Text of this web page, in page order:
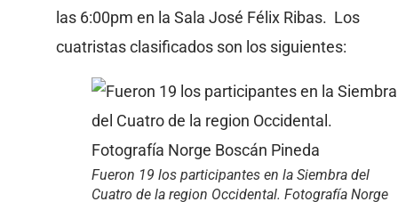
las 6:00pm en la Sala José Félix Ribas. Los
cuatristas clasificados son los siguientes:
Fueron 19 los participantes en la Siembra del
Cuatro de la region Occidental. Fotografía Norge